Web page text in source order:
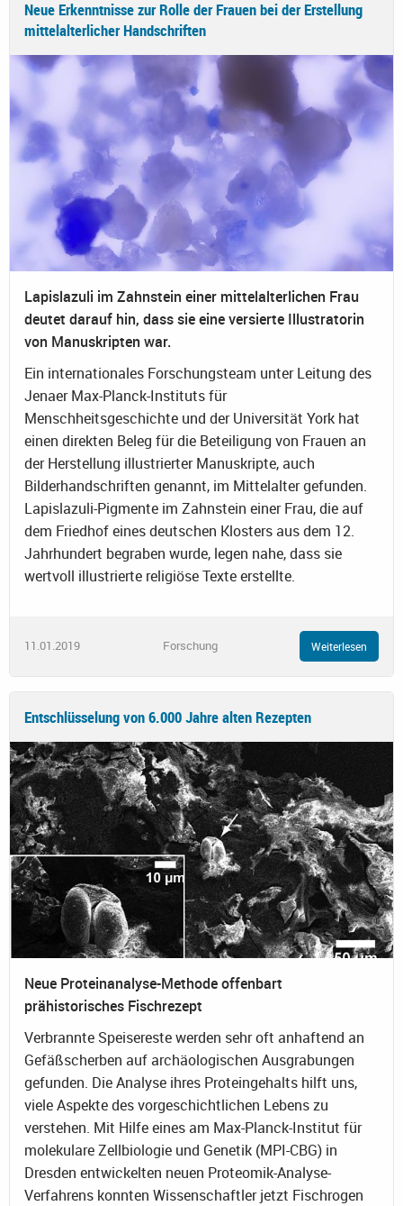
Neue Erkenntnisse zur Rolle der Frauen bei der Erstellung
mittelalterlicher Handschriften
Lapislazuli im Zahnstein einer mittelalterlichen Frau
deutet darauf hin, dass sie eine versierte Illustratorin
von Manuskripten war.
Ein internationales Forschungsteam unter Leitung des
Jenaer Max-Planck-Instituts für
Menschheitsgeschichte und der Universität York hat
einen direkten Beleg für die Beteiligung von Frauen an
der Herstellung illustrierter Manuskripte, auch
Bilderhandschriften genannt, im Mittelalter gefunden.
Lapislazuli-Pigmente im Zahnstein einer Frau, die auf
dem Friedhof eines deutschen Klosters aus dem 12.
Jahrhundert begraben wurde, legen nahe, dass sie
wertvoll illustrierte religiöse Texte erstellte.
11.01.2019 Forschung Weiterlesen
Entschlüsselung von 6.000 Jahre alten Rezepten
Neue Proteinanalyse-Methode offenbart
prähistorisches Fischrezept
Verbrannte Speisereste werden sehr oft anhaftend an
Gefäßscherben auf archäologischen Ausgrabungen
gefunden. Die Analyse ihres Proteingehalts hilft uns,
viele Aspekte des vorgeschichtlichen Lebens zu
verstehen. Mit Hilfe eines am Max-Planck-Institut für
molekulare Zellbiologie und Genetik (MPI-CBG) in
Dresden entwickelten neuen Proteomik-Analyse-
Verfahrens konnten Wissenschaftler jetzt Fischrogen